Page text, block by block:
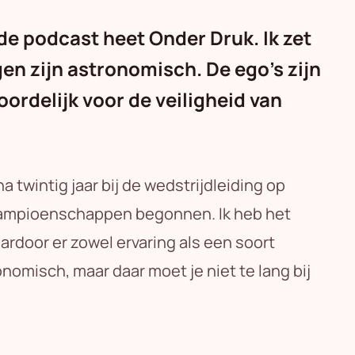
podcast heet Onder Druk. Ik zet
zijn astronomisch. De ego's zijn
voor de veiligheid van
twintig jaar bij de wedstrijdleiding op
begonnen. Ik heb het
er zowel ervaring als een soort
maar daar moet je niet te lang bij